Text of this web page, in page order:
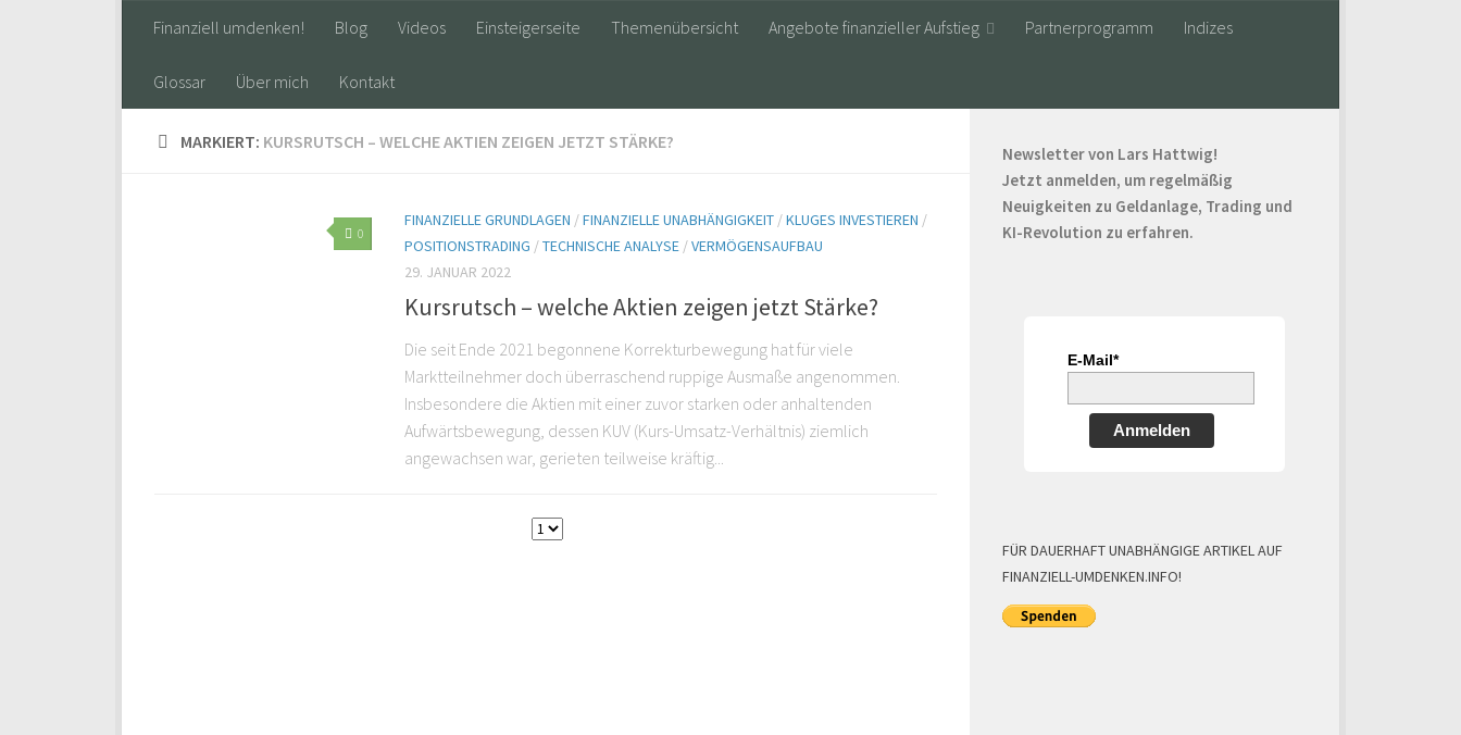
Finanziell umdenken! Blog Videos Einsteigerseite Themenübersicht Angebote finanzieller Aufstieg Partnerprogramm Indizes
Glossar Über mich Kontakt
MARKIERT: KURSRUTSCH – WELCHE AKTIEN ZEIGEN JETZT STÄRKE?
0
FINANZIELLE GRUNDLAGEN /FINANZIELLE UNABHÄNGIGKEIT /KLUGES INVESTIEREN /
POSITIONSTRADING /TECHNISCHE ANALYSE /VERMÖGENSAUFBAU
29. JANUAR 2022
Kursrutsch – welche Aktien zeigen jetzt Stärke?
Die seit Ende 2021 begonnene Korrekturbewegung hat für viele
Marktteilnehmer doch überraschend ruppige Ausmaße angenommen.
Insbesondere die Aktien mit einer zuvor starken oder anhaltenden
Aufwärtsbewegung, dessen KUV (Kurs-Umsatz-Verhältnis) ziemlich
angewachsen war, gerieten teilweise kräftig...
Newsletter von Lars Hattwig!
Jetzt anmelden, um regelmäßig
Neuigkeiten zu Geldanlage, Trading und
KI-Revolution zu erfahren.
E-Mail*
Anmelden
FÜR DAUERHAFT UNABHÄNGIGE ARTIKEL AUF
FINANZIELL-UMDENKEN.INFO!